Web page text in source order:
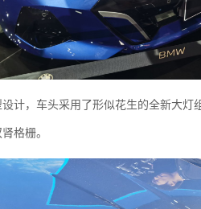
计，车头采用了形似花生的全新大灯
格栅。